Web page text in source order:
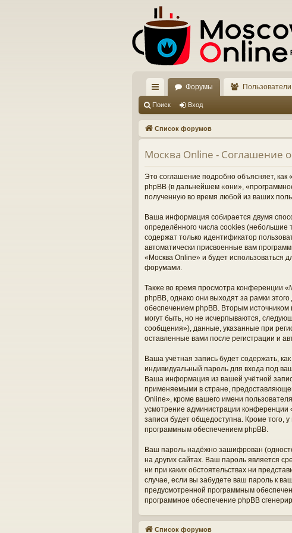
с
ы
лк
и
Форумы Пользователи
Поиск Вход
Список форумов
Москва Online - Соглашение
Это соглашение подробно объясняет,
phpBB (в дальнейшем «они»,
полученную во время любой из ваших
Ваша информация собирается двумя
определённого числа cookies
содержат только идентификатор
автоматически присвоенные вам
«Москва Online» и будет
форумами.
Также во время просмотра конференции
phpBB, однако они выходят за рамки
обеспечением phpBB. Вторым
могут быть, но не исчерпываются,
сообщения»), данные, указанные при
оставленные вами после регистрации и
Ваша учётная запись будет содержать,
индивидуальный пароль для входа под
Ваша информация из вашей учётной
применяемыми в стране,
Online», кроме вашего имени
усмотрение администрации конференции
записи будет общедоступна. Кроме того,
программным обеспечением phpBB.
Ваш пароль надёжно зашифрован
на других сайтах. Ваш пароль является
ни при каких обстоятельствах ни
случае, если вы забудете ваш пароль к
предусмотренной программным
программное обеспечение phpBB
Список форумов